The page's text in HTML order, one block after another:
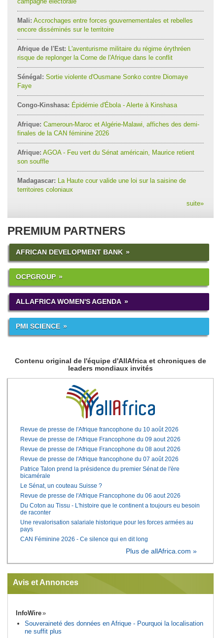
Mali: Accrochages entre forces gouvernementales et rebelles
encore disséminés sur le territoire
Afrique de l'Est: L'aventurisme militaire du régime érythréen
risque de replonger la Corne de l'Afrique dans le conflit
Sénégal: Sortie violente d'Ousmane Sonko contre Diomaye
Faye
Congo-Kinshasa: Épidémie d'Ébola - Alerte à Kinshasa
Afrique: Cameroun-Maroc et Algérie-Malawi, affiches des demi-
finales de la CAN féminine 2026
Afrique: AGOA - Feu vert du Sénat américain, Maurice retient
son souffle
Madagascar: La Haute cour valide une loi sur la saisine de
territoires coloniaux
suite»
PREMIUM PARTNERS
AFRICAN DEVELOPMENT BANK
OCPGROUP
ALLAFRICA WOMEN'S AGENDA
PMI SCIENCE
Contenu original de l'équipe d'AllAfrica et chroniques de
leaders mondiaux invités
Revue de presse de l'Afrique francophone du 10 août 2026
Revue de presse de l'Afrique Francophone du 09 aout 2026
Revue de presse de l'Afrique Francophone du 08 aout 2026
Revue de presse de l'Afrique francophone du 07 août 2026
Patrice Talon prend la présidence du premier Sénat de l'ère
bicamérale
Le Sénat, un couteau Suisse ?
Revue de presse de l'Afrique Francophone du 06 aout 2026
Du Coton au Tissu - L'histoire que le continent a toujours eu besoin
de raconter
Une revalorisation salariale historique pour les forces armées au
pays
CAN Féminine 2026 - Ce silence qui en dit long
Plus de allAfrica.com »
Avis et Annonces
InfoWire
Souveraineté des données en Afrique - Pourquoi la localisation
ne suffit plus